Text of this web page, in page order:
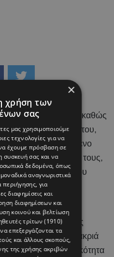
για μια από τις πιο
του Brahim Díaz, καθώς
και η αγαπημένη του,
να κάνουν το επόμενο
ενώσουν τις ζωές τους,
τους ανθρώπους που
η Ισπανίδα
creator επέλεξαν τις
αυτή περίσταση, μακριά
και με διακριτικότητα
×
χρήση των
σας
μας χρησιμοποιούμε
τεχνολογίες για να
έχουμε πρόσβαση σε
συσκευή σας και να
δεδομένα, όπως
αναγνωριστικά
περιήγησης, για
διαφημίσεις και
διαφημίσεων και
κοινού και βελτίωση
τρίτων (1910)
επεξεργάζονται τα
και άλλους σκοπούς,
της χρήσης ακριβών